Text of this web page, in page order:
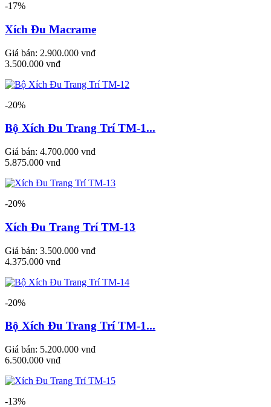
-17%
Xích Đu Macrame
Giá bán: 2.900.000 vnđ
3.500.000 vnđ
-20%
Bộ Xích Đu Trang Trí TM-1...
Giá bán: 4.700.000 vnđ
5.875.000 vnđ
-20%
Xích Đu Trang Trí TM-13
Giá bán: 3.500.000 vnđ
4.375.000 vnđ
-20%
Bộ Xích Đu Trang Trí TM-1...
Giá bán: 5.200.000 vnđ
6.500.000 vnđ
-13%